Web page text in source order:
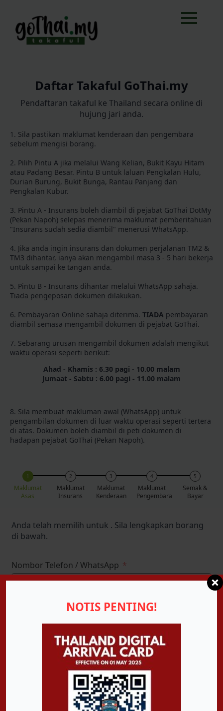
Daftar Takaful GoThai.my
Pendaftaran takaful ke Thailand secara online di
hujung jari anda.
1. Sila pastikan maklumat kenderaan dan pengembara
sebelum mengisi borang.
2. Pilih Pintu A jika melalui Wang Kelian, Bukit Kayu Hitam
atau Padang Besar. Pintu B untuk laluan Pengkalan Hulu,
Durian Burung, Bukit Bunga, Rantau Panjang dan
Pengkalan Kubur.
3. Pintu A - Insurans boleh diambil di pejabat GoThai DotMy
(Pekan Napoh) selepas menerima maklumat pemberitahuan
"Insurans sudah sedia diambil" menerusi WhatsApp.
4. Jika anda ingin insurans dan dokumen perjalanan TM2 &
TM3 dihantar, ianya akan mengambil masa 3 - 5 hari bekerja
untuk sampai ke tangan anda.
5. Pintu B - Insurans dihantar melalui WhatsApp sahaja.
Tiada pengeposan dokumen dilakukan.
6. Pembayaran Online sahaja diterima. TIADA pembayaran
diambil semasa mengambil dokumen di pejabat GoThai.
7. Sebarang urusan mengambil dokumen adalah mengikut
waktu operasi seperti berikut:
Ahad - Khamis : 6.30 pagi - 10.00 malam
Jumaat - Sabtu : 6.00 pagi - 11.00 malam
8. Sila membuat makluman awal (WhatsApp) untuk
pengambilan dokumen di luar waktu operasi seperti tertera
di atas. Dokumen boleh diambil di peti dokumen di
hadapan pejabat GoThai (Pekan Napoh).
Maklumat
Asas
Maklumat
Insurans
Maklumat
Kenderaan
Maklumat
Pengembara
Semak &
Bayar
Anda telah memilih untuk . Sila lengkapkan borang
di bawah.
Nombor Telefon / WhatsApp
Nama Panggilan
NOTIS PENTING!